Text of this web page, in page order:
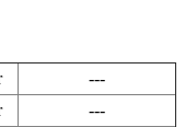
---
---